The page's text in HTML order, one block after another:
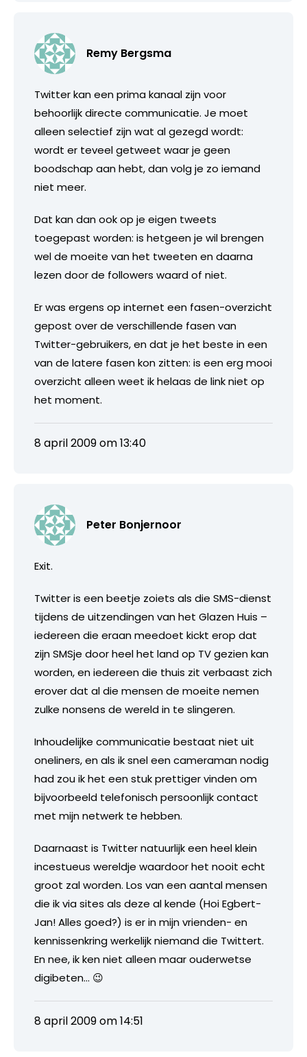
Remy Bergsma
Twitter kan een prima kanaal zijn voor
behoorlijk directe communicatie. Je moet
alleen selectief zijn wat al gezegd wordt:
wordt er teveel getweet waar je geen
boodschap aan hebt, dan volg je zo iemand
niet meer.
Dat kan dan ook op je eigen tweets
toegepast worden: is hetgeen je wil brengen
wel de moeite van het tweeten en daarna
lezen door de followers waard of niet.
Er was ergens op internet een fasen-overzicht
gepost over de verschillende fasen van
Twitter-gebruikers, en dat je het beste in een
van de latere fasen kon zitten: is een erg mooi
overzicht alleen weet ik helaas de link niet op
het moment.
8 april 2009 om 13:40
Peter Bonjernoor
Exit.
Twitter is een beetje zoiets als die SMS-dienst
tijdens de uitzendingen van het Glazen Huis –
iedereen die eraan meedoet kickt erop dat
zijn SMSje door heel het land op TV gezien kan
worden, en iedereen die thuis zit verbaast zich
erover dat al die mensen de moeite nemen
zulke nonsens de wereld in te slingeren.
Inhoudelijke communicatie bestaat niet uit
oneliners, en als ik snel een cameraman nodig
had zou ik het een stuk prettiger vinden om
bijvoorbeeld telefonisch persoonlijk contact
met mijn netwerk te hebben.
Daarnaast is Twitter natuurlijk een heel klein
incestueus wereldje waardoor het nooit echt
groot zal worden. Los van een aantal mensen
die ik via sites als deze al kende (Hoi Egbert-
Jan! Alles goed?) is er in mijn vrienden- en
kennissenkring werkelijk niemand die Twittert.
En nee, ik ken niet alleen maar ouderwetse
digibeten… 😉
8 april 2009 om 14:51